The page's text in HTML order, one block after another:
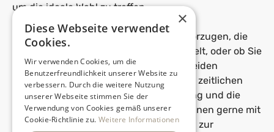
um die ideale Wahl zu treffen.
Überlegen Sie, ob Sie eine Perücke bevorzugen, die
ähnelt, oder ob Sie
sich für einen völlig neuen Look entscheiden
möchten. Berücksichtigen Sie auch den zeitlichen
Aufwand, den Sie für das tägliche Styling und die
Pflege aufbringen können. Wir stehen Ihnen gerne mit
unverbindlichen Tipps und Ratschlägen zur
×
Diese Webseite verwendet
Cookies.
Wir verwenden Cookies, um die
Benutzerfreundlichkeit unserer Website zu
verbessern. Durch die weitere Nutzung
unserer Webseite stimmen Sie der
Verwendung von Cookies gemäß unserer
Cookie-Richtlinie zu. Weitere Informationen